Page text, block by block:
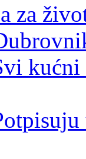
za